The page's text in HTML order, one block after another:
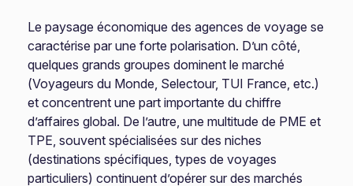
Le paysage économique des agences de voyage se
caractérise par une forte polarisation. D’un côté,
quelques grands groupes dominent le marché
(Voyageurs du Monde, Selectour, TUI France, etc.)
et concentrent une part importante du chiffre
d’affaires global. De l’autre, une multitude de PME et
TPE, souvent spécialisées sur des niches
(destinations spécifiques, types de voyages
particuliers) continuent d’opérer sur des marchés